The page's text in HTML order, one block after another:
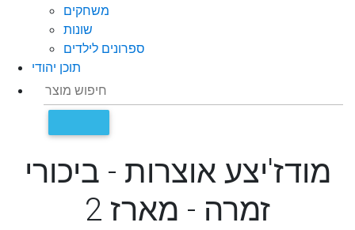
משחקים
שונות
ספרונים לילדים
תוכן יהודי
מודז'יצע אוצרות - ביכורי
זמרה - מארז 2